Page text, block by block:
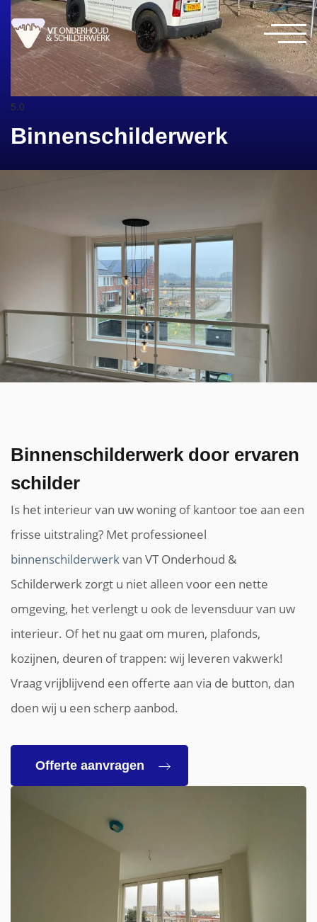
5.0
Binnenschilderwerk
Binnenschilderwerk door ervaren
schilder
Is het interieur van uw woning of kantoor toe aan een
frisse uitstraling? Met professioneel
binnenschilderwerkvan VT Onderhoud &
Schilderwerk zorgt u niet alleen voor een nette
omgeving, het verlengt u ook de levensduur van uw
interieur. Of het nu gaat om muren, plafonds,
kozijnen, deuren of trappen: wij leveren vakwerk!
Vraag vrijblijvend een offerte aan via de button, dan
doen wij u een scherp aanbod.
Offerte aanvragen